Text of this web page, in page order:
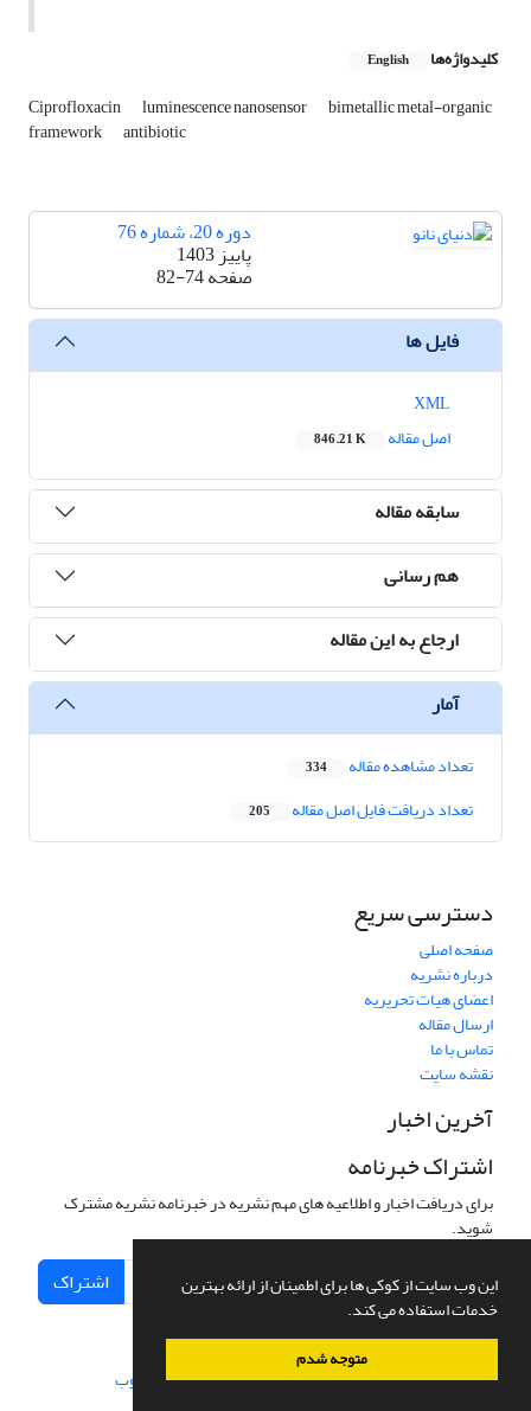
این وب سایت از کوکی ها برای اطمینان از ارائه بهترین
خدمات استفاده می کند.
متوجه شدم
کلیدواژه‌ها English
Ciprofloxacin luminescence nanosensor bimetallic metal-organic
framework antibiotic
دوره 20، شماره 76
پاییز 1403
صفحه82-74
فایل ها
اصل مقاله
846.21 K
سابقه مقاله
هم رسانی
ارجاع به این مقاله
آمار
تعداد مشاهده مقاله 334
تعداد دریافت فایل اصل مقاله 205
دسترسی سریع
صفحه اصلی
درباره نشریه
اعضای هیات تحریریه
ارسال مقاله
تماس با ما
نقشه سایت
آخرین اخبار
اشتراک خبرنامه
برای دریافت اخبار و اطلاعیه های مهم نشریه در خبرنامه نشریه مشترک
شوید.
اشتراک
سامانه مدیریت نشریات علمی.طراحی و پیاده سازی از سیناوب